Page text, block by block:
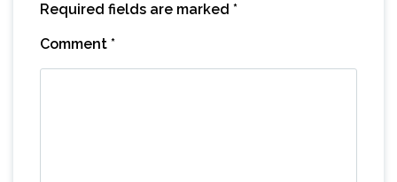
Required fields are marked *
Comment *